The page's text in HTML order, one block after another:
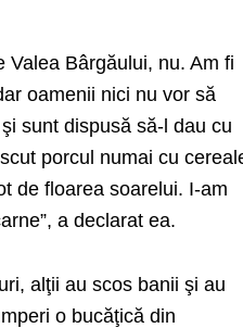
Valea Bârgăului, nu. Am fi
oamenii nici nu vor să
sunt dispusă să-l dau cu
porcul numai cu
de floarea soarelui. I-am
a declarat ea.
alţii au scos banii şi au
o bucăţică din